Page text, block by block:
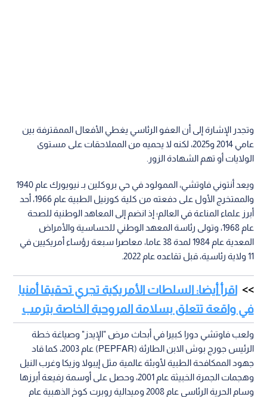
وتجدر الإشارة إلى أن العفو الرئاسي يغطي الأفعال الممقترفة بين
عامي 2014 و2025، لكنه لا يحميه من المملاحقات على مستوى
الولايات أو تهم الشهادة الزور.
ويعد أنتوني فاوتشي، الممولود في حي بروكلين بـ نيويورك عام 1940
والممتخرج الأول على دفعته من كلية كورنيل الطبية عام 1966، أحد
أبرز علماء المناعة في العالم؛ إذ انضم إلى المعاهد الوطنية للصحة
عام 1968، وتولى رئاسة المعهد الوطني للحساسية والأمراض
المعدية عام 1984 لمدة 38 عاما، معاصرا سبعة رؤساء أمريكيين في
11 ولاية رئاسية، قبل تقاعده عام 2022.
اقرأ أيضا: السلطات الأمريكية تجري تحقيقا أمنيا
في واقعة تتعلق بسلامة المروحية الخاصة بترمب
ولعب فاوتشي دورا كبيرا في أبحاث مرض "الإيدز" وصياغة خطة
الرئيس جورج بوش الابن الطارئة (PEPFAR) عام 2003، كما قاد
جهود الممكافحة الطبية لأوبئة عالمية مثل إيبولا وزيكا وغرب النيل
وهجمات الجمرة الخبيثة عام 2001، وحصل على أوسمة رفيعة أبرزها
وسام الحرية الرئاسي عام 2008 وميدالية روبرت كوخ الذهبية عام